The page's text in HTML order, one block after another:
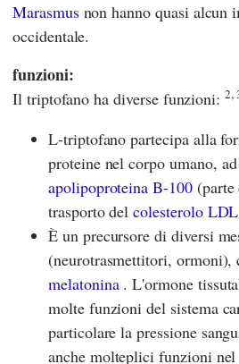
Marasmusnon hanno quasi alcun
occidentale.
funzioni:
Il triptofano ha diverse funzioni:2,
L-triptofano partecipa alla
proteine nel corpo umano,
apolipoproteina B-100(parte
trasporto delcolesterolo LDL
È un precursore di diversi
(neurotrasmettitori, ormoni),
melatonina. L'ormone
molte funzioni del sistema
particolare la pressione
anche molteplici funzioni